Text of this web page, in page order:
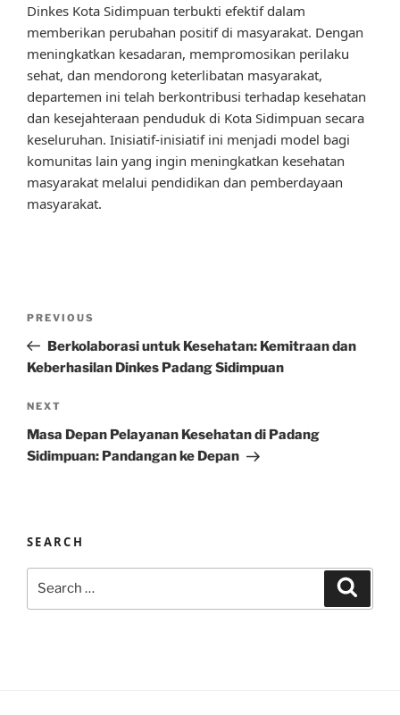
Dinkes Kota Sidimpuan terbukti efektif dalam
memberikan perubahan positif di masyarakat. Dengan
meningkatkan kesadaran, mempromosikan perilaku
sehat, dan mendorong keterlibatan masyarakat,
departemen ini telah berkontribusi terhadap kesehatan
dan kesejahteraan penduduk di Kota Sidimpuan secara
keseluruhan. Inisiatif-inisiatif ini menjadi model bagi
komunitas lain yang ingin meningkatkan kesehatan
masyarakat melalui pendidikan dan pemberdayaan
masyarakat.
Previous
Post
PREVIOUS
Berkolaborasi untuk Kesehatan: Kemitraan dan
Keberhasilan Dinkes Padang Sidimpuan
Next
Post
NEXT
Masa Depan Pelayanan Kesehatan di Padang
Sidimpuan: Pandangan ke Depan
SEARCH